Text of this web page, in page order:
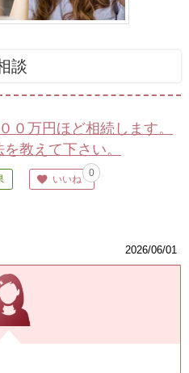
談
０万円ほど相続します。
教えて下さい。
いいね
0
2026/06/01